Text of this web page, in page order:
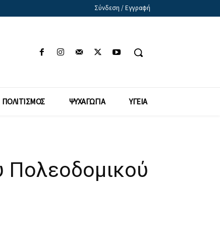
Σύνδεση / Εγγραφή
ΠΟΛΙΤΙΣΜΟΣ ΨΥΧΑΓΩΓΙΑ ΥΓΕΙΑ
Πολεοδομικού